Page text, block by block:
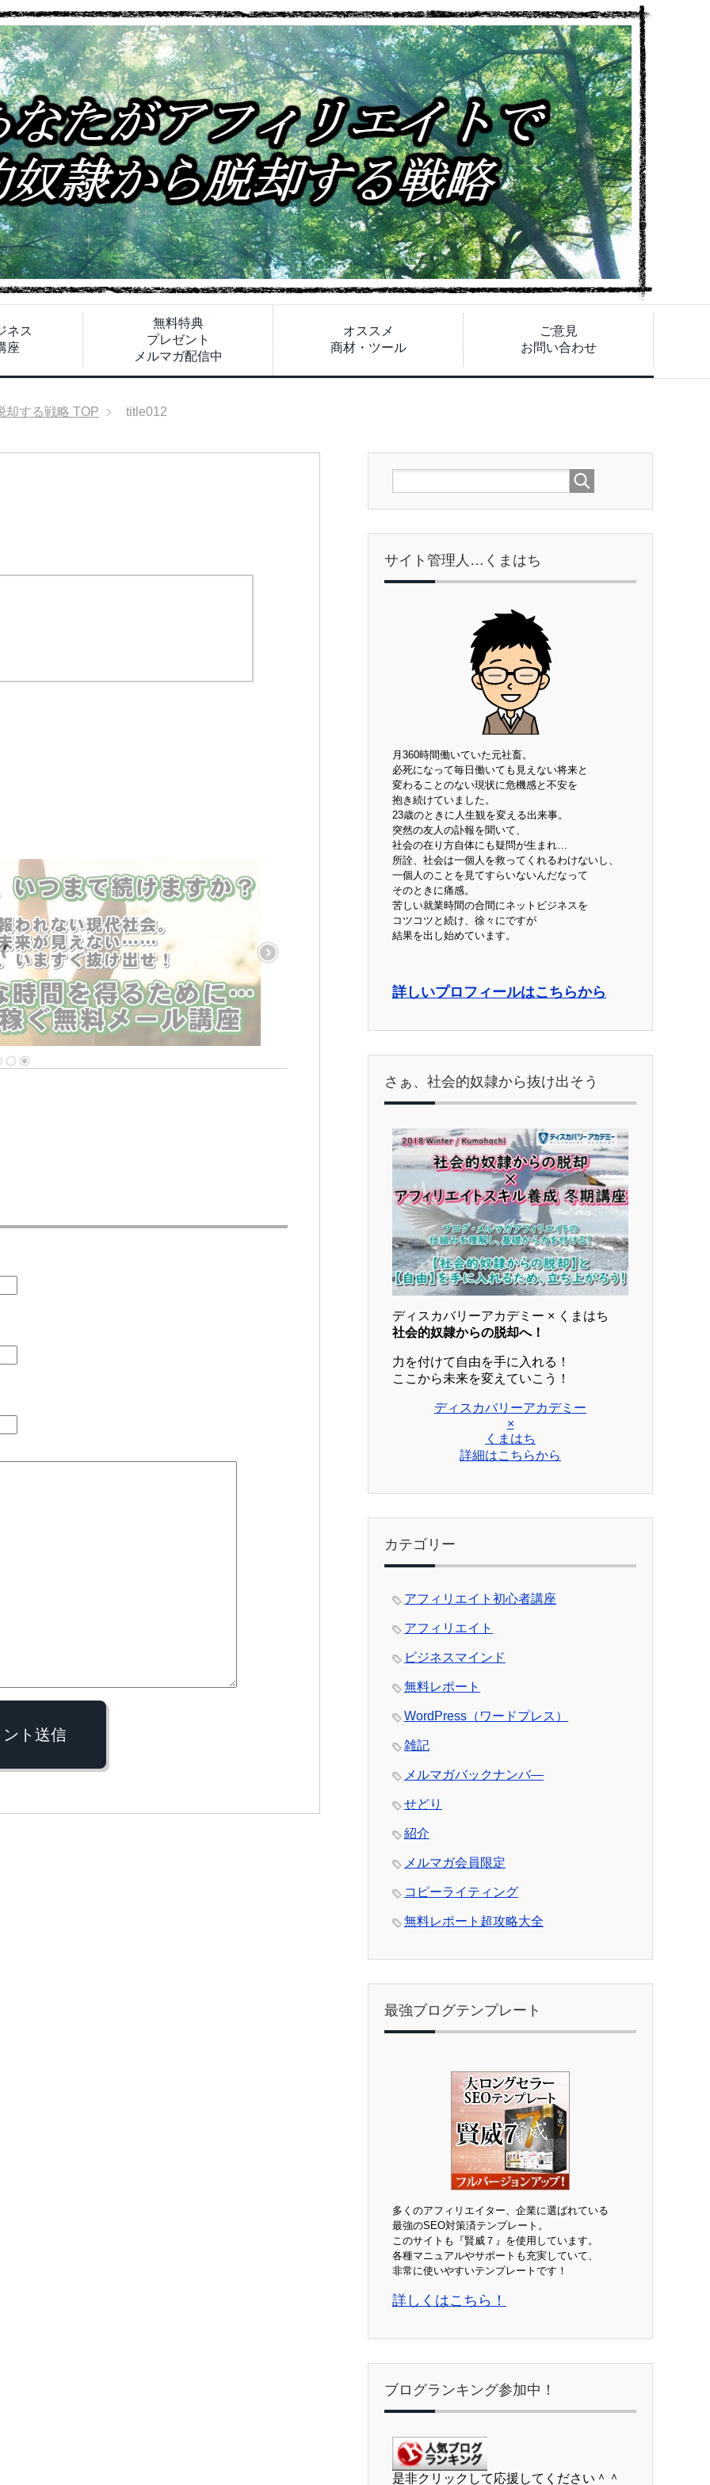
ネス
座
無料特典
プレゼント
メルマガ配信中
オススメ
商材・ツール
ご意見
お問い合わせ
却する戦略 TOP title012
ト送信
サイト管理人…くまはち
月360時間働いていた元社畜。
必死になって毎日働いても見えない将来と
変わることのない現状に危機感と不安を
抱き続けていました。
23歳のときに人生観を変える出来事。
突然の友人の訃報を聞いて、
社会の在り方自体にも疑問が生まれ…
所詮、社会は一個人を救ってくれるわけないし、
一個人のことを見てすらいないんだなって
そのときに痛感。
苦しい就業時間の合間にネットビジネスを
コツコツと続け、徐々にですが
結果を出し始めています。
詳しいプロフィールはこちらから
さぁ、社会的奴隷から抜け出そう
ディスカバリーアカデミー × くまはち
社会的奴隷からの脱却へ！
力を付けて自由を手に入れる！
ここから未来を変えていこう！
ディスカバリーアカデミー
×
くまはち
詳細はこちらから
カテゴリー
アフィリエイト初心者講座
アフィリエイト
ビジネスマインド
無料レポート
WordPress（ワードプレス）
雑記
メルマガバックナンバ―
せどり
紹介
メルマガ会員限定
コピーライティング
無料レポート超攻略大全
最強ブログテンプレート
多くのアフィリエイター、企業に選ばれている
最強のSEO対策済テンプレート。
このサイトも『賢威７』を使用しています。
各種マニュアルやサポートも充実していて、
非常に使いやすいテンプレートです！
詳しくはこちら！
ブログランキング参加中！
是非クリックして応援してください＾＾